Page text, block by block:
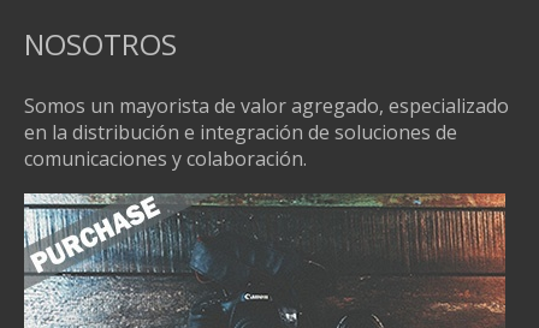
NOSOTROS
Somos un mayorista de valor agregado, especializado
en la distribución e integración de soluciones de
comunicaciones y colaboración.